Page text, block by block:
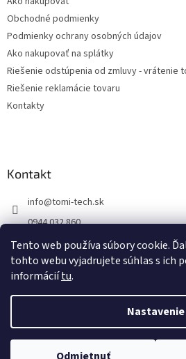
Tento web používa súbory cookie.
tohto webu vyjadrujete súhlas s ich
informáciítu.
Nastavenie
Obchodné podmienky
Podmienky ochrany osobných údajov
Ako nakupovať na splátky
Riešenie odstúpenia od zmluvy - vrátenie
Riešenie reklamácie tovaru
Kontakty
Kontakt
info@tomi-tech.sk
0944 032 860
https://www.facebook.com/
tomi__tech/
Vytvoril